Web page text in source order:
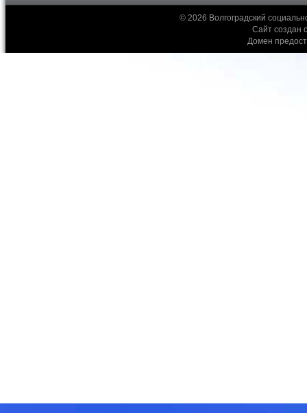
© 2026 Волгоградский
Сайт создан
Домен